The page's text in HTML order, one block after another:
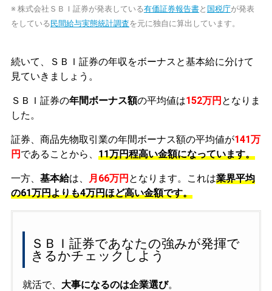
※ 株式会社ＳＢＩ証券が発表している有価証券報告書と 国税庁が発表
をしている 民間給与実態統計調査を元に独自に算出しています。
続いて、ＳＢＩ証券の年収をボーナスと基本給に分けて
見ていきましょう。
ＳＢＩ証券の年間ボーナス額の平均値は152万円 となりま
した。
証券、商品先物取引業の年間ボーナス額の平均値が141万
円 であることから、 11万円程高い金額になっています。
一方、 基本給は、 月66万円 となります。これは業界平均
の61万円よりも4万円ほど高い金額です。
ＳＢＩ証券であなたの強みが発揮で
きるかチェックしよう
就活で、 大事になるのは企業選び。